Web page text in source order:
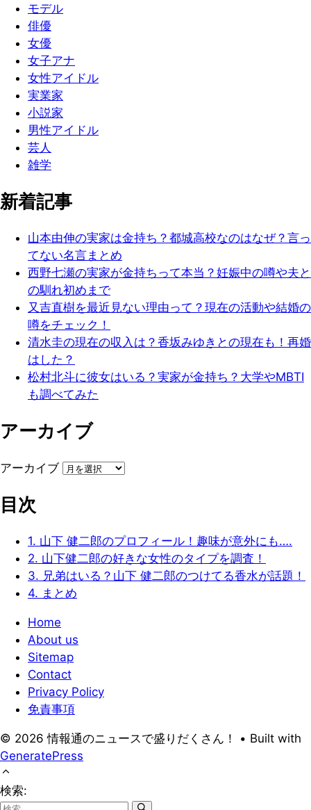
モデル
俳優
女優
女子アナ
女性アイドル
実業家
小説家
男性アイドル
芸人
雑学
新着記事
山本由伸の実家は金持ち？都城高校なのはなぜ？言っ
てない名言まとめ
西野七瀬の実家が金持ちって本当？妊娠中の噂や夫と
の馴れ初めまで
又吉直樹を最近見ない理由って？現在の活動や結婚の
噂をチェック！
清水圭の現在の収入は？香坂みゆきとの現在も！再婚
はした？
松村北斗に彼女はいる？実家が金持ち？大学やMBTI
も調べてみた
アーカイブ
アーカイブ
目次
1. 山下 健二郎のプロフィール！趣味が意外にも….
2. 山下健二郎の好きな女性のタイプを調査！
3. 兄弟はいる？山下 健二郎のつけてる香水が話題！
4. まとめ
Home
About us
Sitemap
Contact
Privacy Policy
免責事項
© 2026 情報通のニュースで盛りだくさん！
• Built with
GeneratePress
検索: